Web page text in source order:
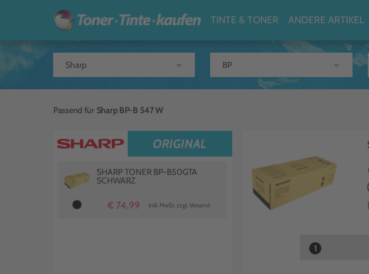
TINTE & TONER ANDERE ARTIKEL
Passend für Sharp BP-B 547 W
ORIGINAL
SHARP TONER BP-B50GTA
SCHWARZ
€ 74,99 inkl. MwSt. zzgl. Versand
1